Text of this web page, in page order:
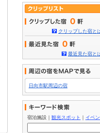
0
クリップした宿と
0
最近見た宿と
日向市駅周辺の宿
宿泊施設 ｜ 観光スポット ｜ イベ